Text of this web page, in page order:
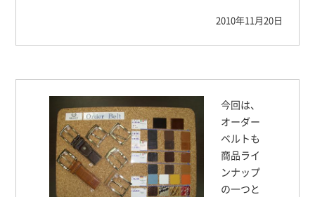
2010年11月20日
今回は、
オーダー
ベルトも
商品ライ
ンナップ
の一つと